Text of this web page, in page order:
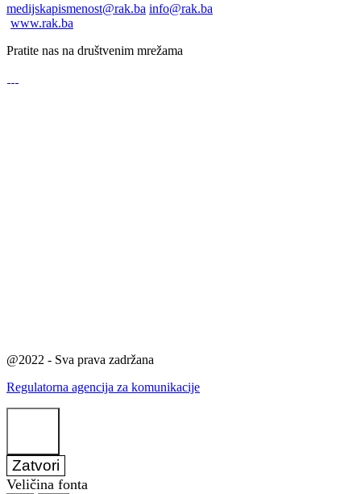
medijskapismenost@rak.ba info@rak.ba
www.rak.ba
Pratite nas na društvenim mrežama
@2022 - Sva prava zadržana
Regulatorna agencija za komunikacije
Zatvori
Veličina fonta